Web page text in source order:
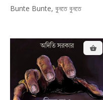
Bunte Bunte, বুনতে বুনতে